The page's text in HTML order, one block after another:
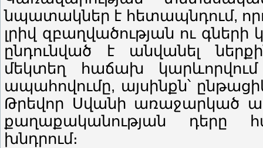
նպատակներ է հետապնդում,
լրիվ զբաղվածության ու
ընդունված է անվանել
մեկտեղ հաճախ
ապահովումը, այսինքն՝
Թրեվոր Սվանի առաջարկած
քաղաքականության դերը
խնդրում։